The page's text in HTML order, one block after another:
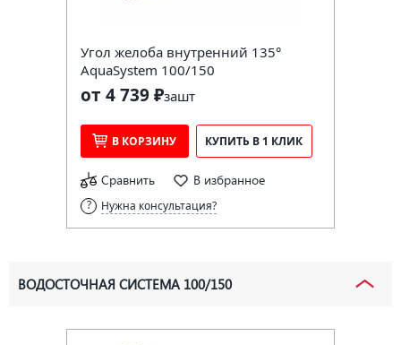
Угол желоба внутренний 135°
AquaSystem 100/150
от 4 739 ₽зашт
В КОРЗИНУ КУПИТЬ В 1 КЛИК
Сравнить В избранное
Нужна консультация?
ВОДОСТОЧНАЯ СИСТЕМА 100/150